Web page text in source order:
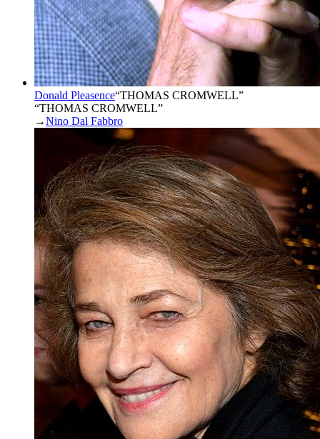
Donald Pleasence“THOMAS CROMWELL”
“THOMAS CROMWELL”
→Nino Dal Fabbro